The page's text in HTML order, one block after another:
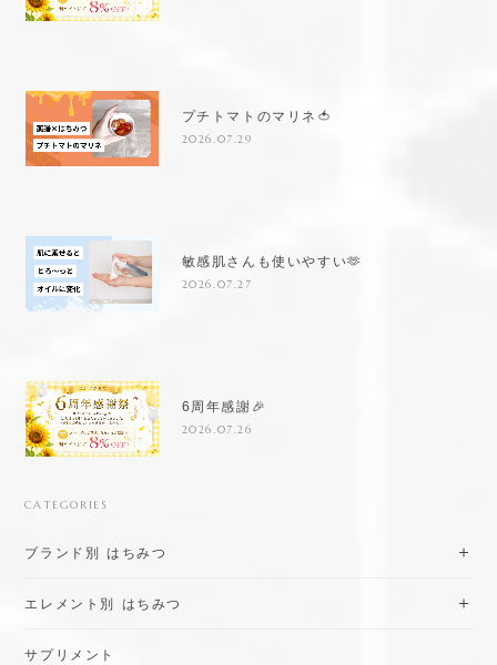
プチトマトのマリネ🍅
2026.07.29
敏感肌さんも使いやすい🫶
2026.07.27
6周年感謝🎉
2026.07.26
CATEGORIES
ブランド別 はちみつ
エレメント別 はちみつ
サプリメント